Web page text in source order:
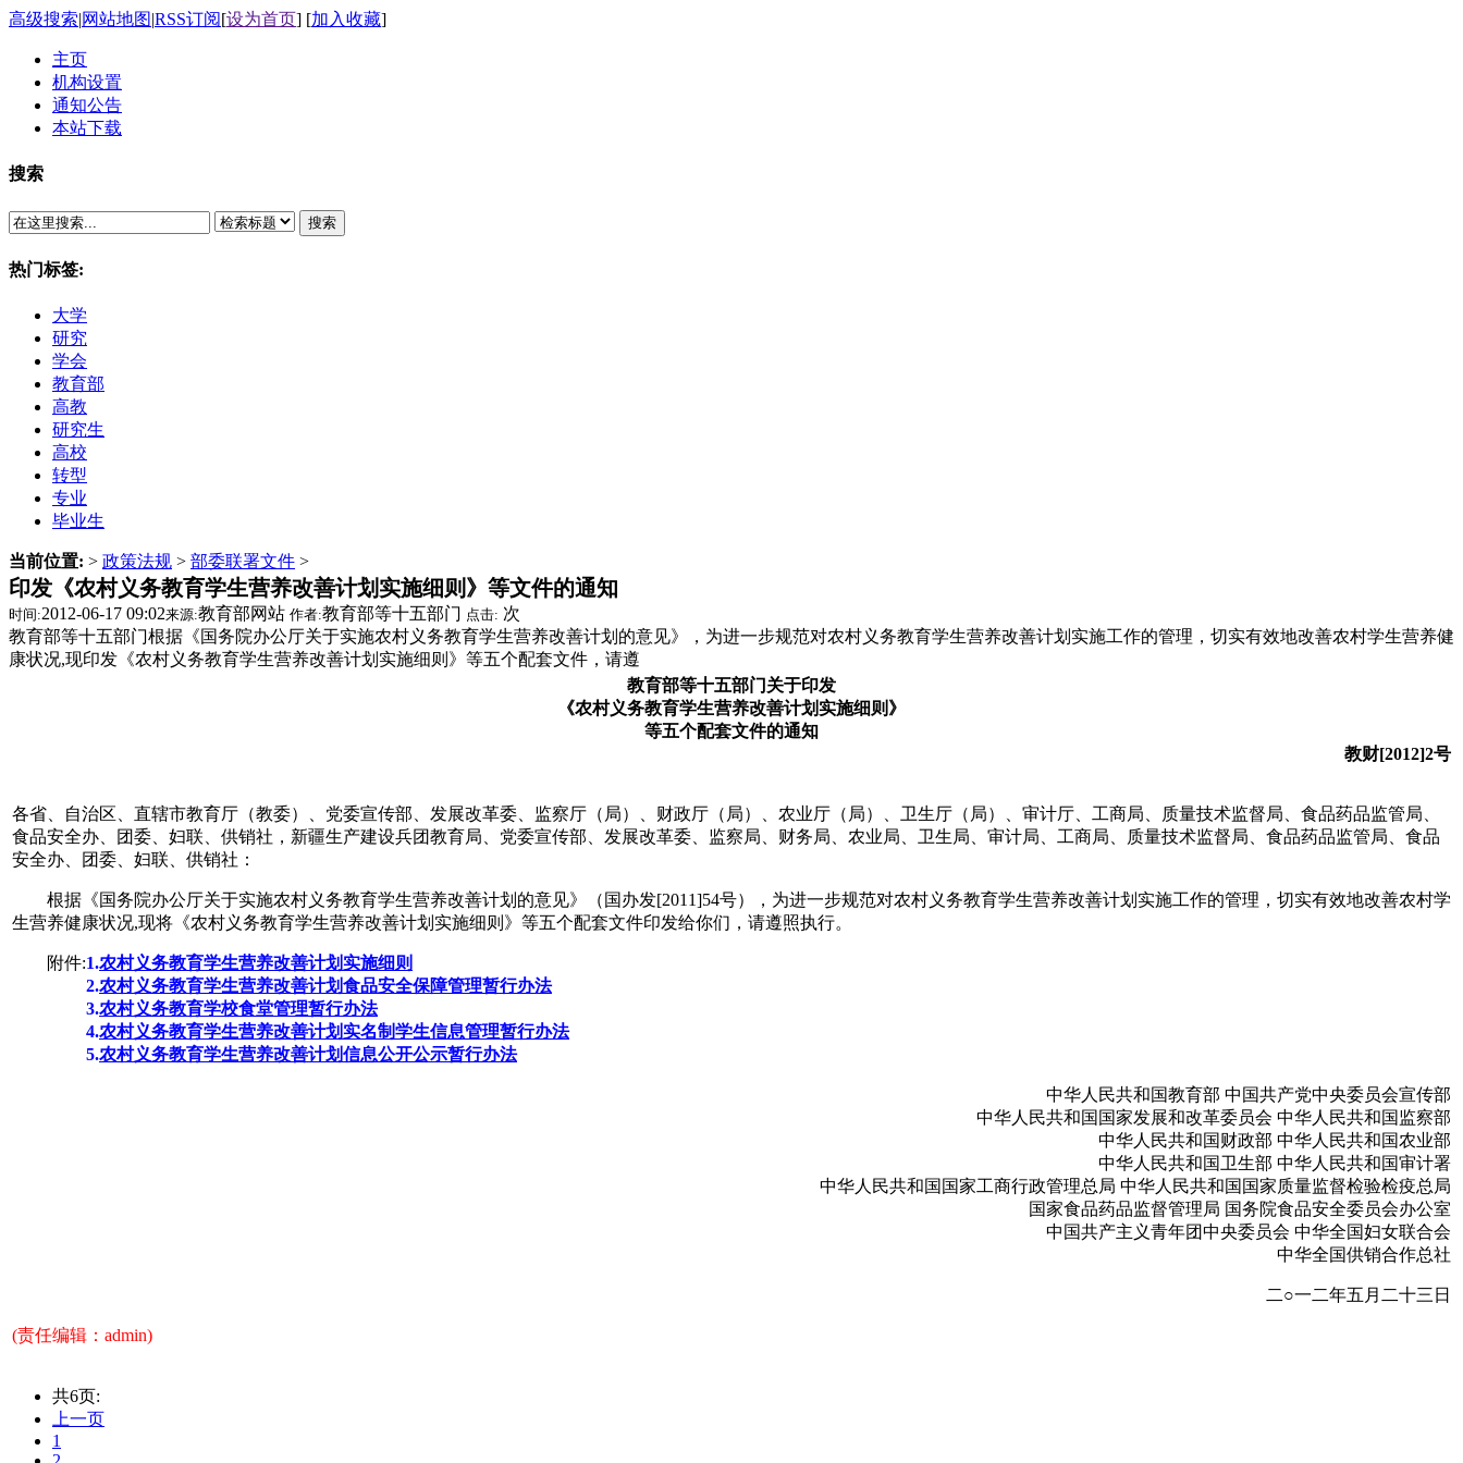
高级搜索|网站地图|RSS订阅[设为首页] [加入收藏]
主页
机构设置
通知公告
本站下载
搜索
搜索
热门标签:
大学
研究
学会
教育部
高教
研究生
高校
转型
专业
毕业生
当前位置: > 政策法规 > 部委联署文件 >
印发《农村义务教育学生营养改善计划实施细则》等文件的通知
时间:2012-06-17 09:02来源:教育部网站 作者:教育部等十五部门 点击: 次
教育部等十五部门根据《国务院办公厅关于实施农村义务教育学生营养改善计划的意见》，为进一步规范对农村义务教育学生营养改善计划实施工作的管理，切实有效地改善农村学生营养健
康状况,现印发《农村义务教育学生营养改善计划实施细则》等五个配套文件，请遵
教育部等十五部门关于印发
《农村义务教育学生营养改善计划实施细则》
等五个配套文件的通知
教财[2012]2号
各省、自治区、直辖市教育厅（教委）、党委宣传部、发展改革委、监察厅（局）、财政厅（局）、农业厅（局）、卫生厅（局）、审计厅、工商局、质量技术监督局、食品药品监管局、
食品安全办、团委、妇联、供销社，新疆生产建设兵团教育局、党委宣传部、发展改革委、监察局、财务局、农业局、卫生局、审计局、工商局、质量技术监督局、食品药品监管局、食品
安全办、团委、妇联、供销社：
根据《国务院办公厅关于实施农村义务教育学生营养改善计划的意见》（国办发[2011]54号），为进一步规范对农村义务教育学生营养改善计划实施工作的管理，切实有效地改善农村学
生营养健康状况,现将《农村义务教育学生营养改善计划实施细则》等五个配套文件印发给你们，请遵照执行。
附件:1.农村义务教育学生营养改善计划实施细则
2.农村义务教育学生营养改善计划食品安全保障管理暂行办法
3.农村义务教育学校食堂管理暂行办法
4.农村义务教育学生营养改善计划实名制学生信息管理暂行办法
5.农村义务教育学生营养改善计划信息公开公示暂行办法
中华人民共和国教育部 中国共产党中央委员会宣传部
中华人民共和国国家发展和改革委员会 中华人民共和国监察部
中华人民共和国财政部 中华人民共和国农业部
中华人民共和国卫生部 中华人民共和国审计署
中华人民共和国国家工商行政管理总局 中华人民共和国国家质量监督检验检疫总局
国家食品药品监督管理局 国务院食品安全委员会办公室
中国共产主义青年团中央委员会 中华全国妇女联合会
中华全国供销合作总社
二○一二年五月二十三日
(责任编辑：admin)
共6页:
上一页
1